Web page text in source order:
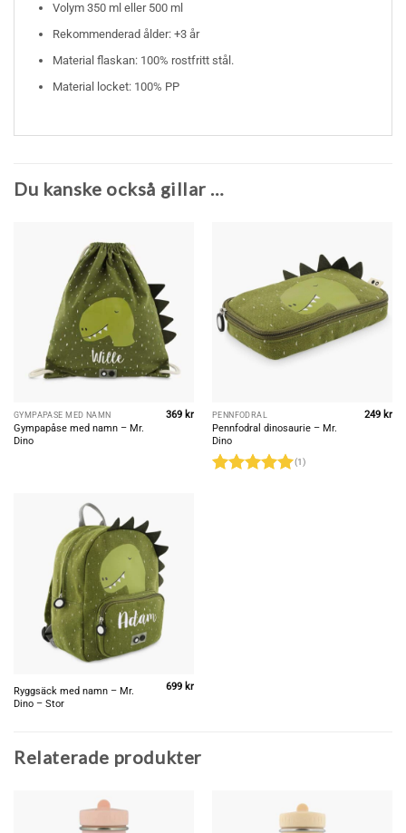
Volym 350 ml eller 500 ml
Rekommenderad ålder: +3 år
Material flaskan: 100% rostfritt stål.
Material locket: 100% PP
Du kanske också gillar …
GYMPAPÅSE MED NAMN
Gympapåse med namn – Mr.
Dino
369 kr PENNFODRAL
Pennfodral dinosaurie – Mr.
Dino
(1)
249 kr
Ryggsäck med namn – Mr.
Dino – Stor
699kr
Relaterade produkter